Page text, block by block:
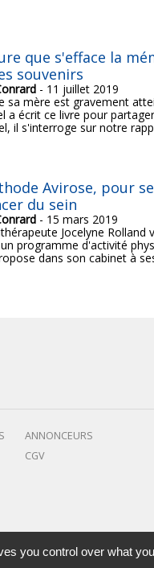
que s'efface la
souvenirs
- 11 juillet 2019
sa mère est gravement
a écrit ce livre pour
il s'interroge sur notre
Avirose, pour
du sein
- 15 mars 2019
Jocelyne
programme d'activité
dans son cabinet à
ANNONCEURS
CGV
you control over what